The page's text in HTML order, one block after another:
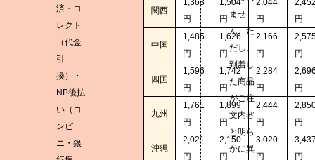
済・コ
レクト
（代金
引
換）・
NP後払
い（コ
ンビ
ニ・銀
関西
1,363
円
1,504
円
2,044
円
円
中国
1,485
円
1,626
円
2,166
円
円
四国
1,596
円
1,742
円
2,284
円
円
九州
1,761
円
1,899
円
2,444
円
円
沖縄
2,021
円
2,150
円
3,020
円
円
ませ
ん。た
だし、
到着し
た商品
がご注
文内容
と明ら
かに異